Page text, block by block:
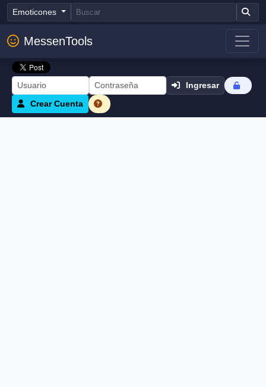
Emoticones
MessenTools
Ingresar
Crear Cuenta